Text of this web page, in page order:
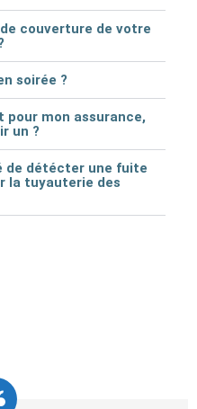
couverture de votre
soirée ?
pour mon assurance,
un ?
de détécter une fuite
la tuyauterie des